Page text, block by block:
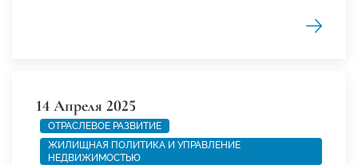
14 Апреля 2025
ОТРАСЛЕВОЕ РАЗВИТИЕ
ЖИЛИЩНАЯ ПОЛИТИКА И УПРАВЛЕНИЕ
НЕДВИЖИМОСТЬЮ